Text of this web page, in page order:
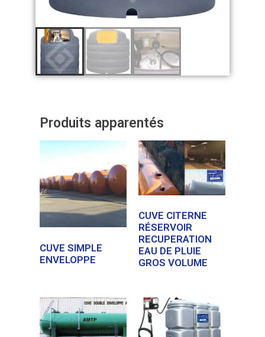
Produits apparentés
CUVE SIMPLE
ENVELOPPE
CUVE CITERNE
RÉSERVOIR
RECUPERATION
EAU DE PLUIE
GROS VOLUME